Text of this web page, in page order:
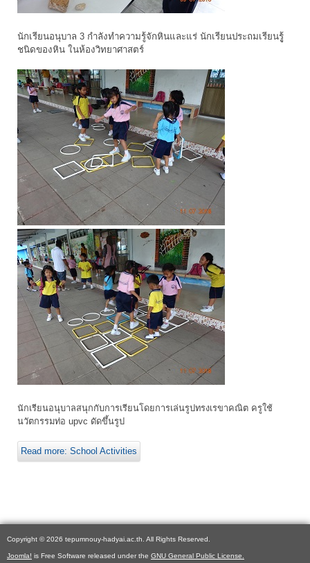
นักเรียนอนุบาล 3 กำลังทำความรู้จักหินและแร่ นักเรียนประถมเรียนรูู้
ชนิดของหิน ในห้องวิทยาศาสตร์
นักเรียนอนุบาลสนุกกับการเรียนโดยการเล่นรูปทรงเรขาคณิต ครูใช้
นวัตกรรมท่อ upvc ดัดขึ้นรูป
Read more: School Activities
Copyright © 2026 tepumnouy-hadyai.ac.th. All Rights Reserved.
Joomla! is Free Software released under the GNU General Public License.